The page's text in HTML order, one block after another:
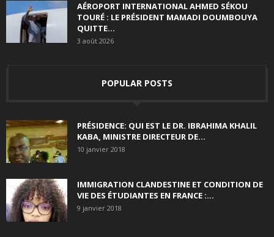
AÉROPORT INTERNATIONAL AHMED SÉKOU
TOURÉ : LE PRÉSIDENT MAMADI DOUMBOUYA
QUITTE...
3 août 2026
POPULAR POSTS
PRÉSIDENCE: QUI EST LE DR. IBRAHIMA KHALIL
KABA, MINISTRE DIRECTEUR DE...
10 janvier 2018
IMMIGRATION CLANDESTINE ET CONDITION DE
VIE DES ÉTUDIANTES EN FRANCE :...
9 janvier 2018